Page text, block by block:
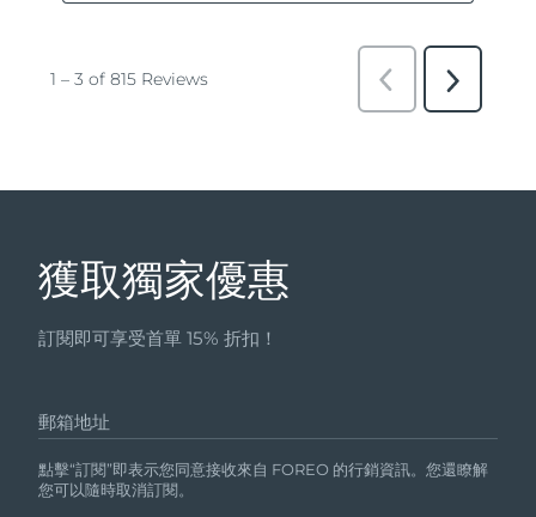
獲取獨家優惠
訂閱即可享受首單 15% 折扣！
郵箱地址
點擊“訂閱”即表示您同意接收來自 FOREO 的行銷資訊。您還瞭解
您可以隨時取消訂閱。